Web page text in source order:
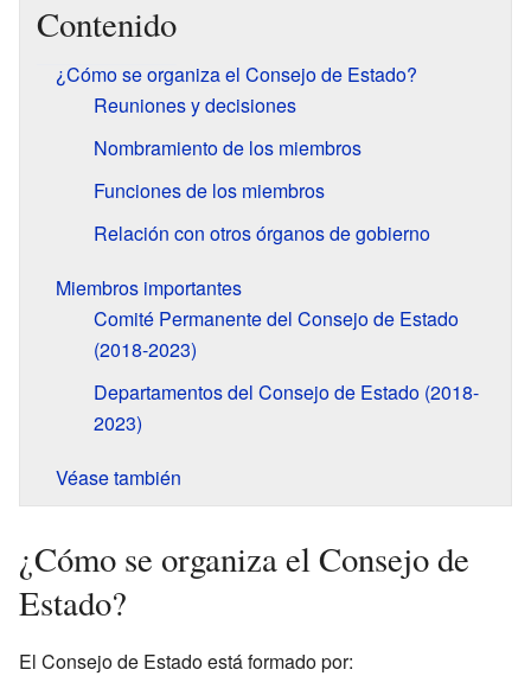
Contenido
¿Cómo se organiza el Consejo de Estado?
Reuniones y decisiones
Nombramiento de los miembros
Funciones de los miembros
Relación con otros órganos de gobierno
Miembros importantes
Comité Permanente del Consejo de Estado
(2018-2023)
Departamentos del Consejo de Estado (2018-
2023)
Véase también
¿Cómo se organiza el Consejo de
Estado?
El Consejo de Estado está formado por: